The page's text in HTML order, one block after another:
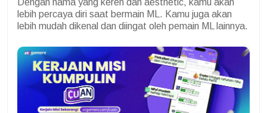
Dengan nama yang keren dan aesthetic, kamu akan
lebih percaya diri saat bermain ML. Kamu juga akan
lebih mudah dikenal dan diingat oleh pemain ML lainnya.